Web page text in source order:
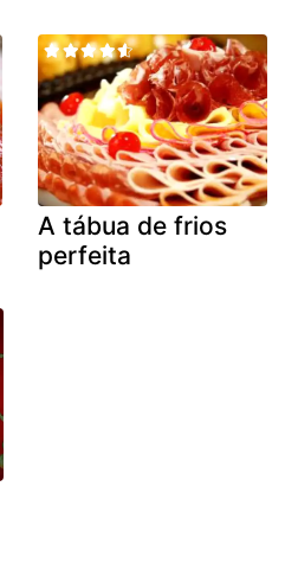
A tábua de frios
perfeita